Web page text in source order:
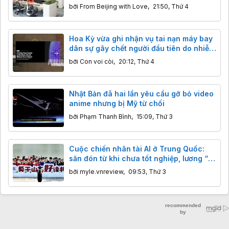
photocopy nhập khẩu
bởi From Beijing with Love, 21:50, Thứ 4
Hoa Kỳ vừa ghi nhận vụ tai nạn máy bay
dân sự gây chết người đầu tiên do nhiễu
sóng GPS quân sự
bởi Con voi còi, 20:12, Thứ 4
Nhật Bản đã hai lần yêu cầu gỡ bỏ video
anime nhưng bị Mỹ từ chối
bởi Phạm Thanh Bình, 15:09, Thứ 3
Cuộc chiến nhân tài AI ở Trung Quốc:
săn đón từ khi chưa tốt nghiệp, lương “x”
16 lần
bởi myle.vnreview, 09:53, Thứ 3